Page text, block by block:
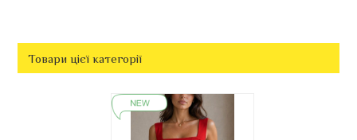
Товари цієї категорії